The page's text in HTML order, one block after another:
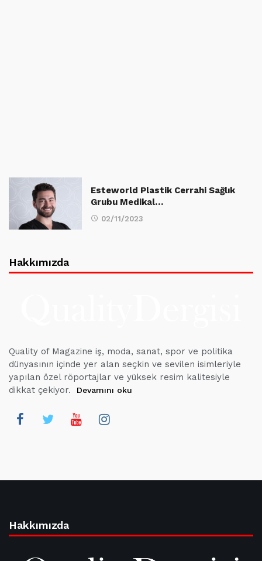
Esteworld Plastik Cerrahi Sağlık
Grubu Medikal…
02/11/2023
Hakkımızda
Quality of Magazine iş, moda, sanat, spor ve politika
dünyasının içinde yer alan seçkin ve sevilen isimleriyle
yapılan özel röportajlar ve yüksek resim kalitesiyle
dikkat çekiyor.
Devamını oku
Hakkımızda